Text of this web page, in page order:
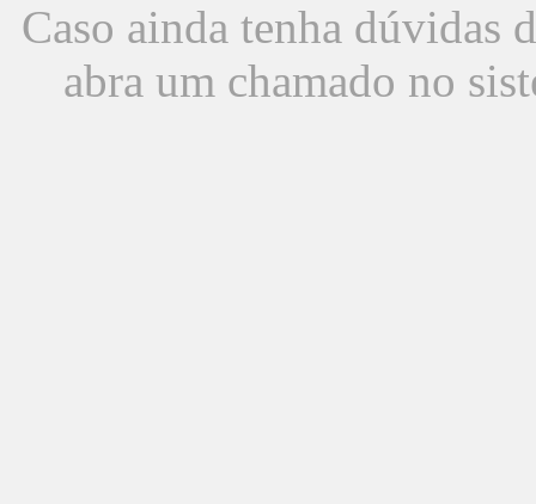
Caso ainda tenha dúvidas
abra um chamado no